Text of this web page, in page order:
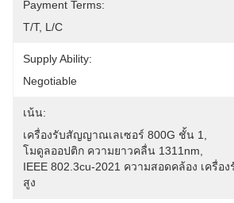
Payment Terms:
T/T, L/C
Supply Ability:
Negotiable
เน้น:
เครื่องรับสัญญาณเลเซอร์ 800G ชั้น 1
โมดูลออปติก ความยาวคลื่น 1311nm
IEEE 802.3cu-2021 ความสอดคล้อง เครื่
สูง